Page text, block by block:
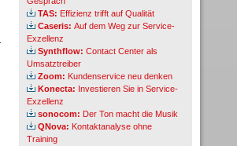
TAS: Effizienz trifft auf Qualität
Caseris: Auf dem Weg zur Service-
Exzellenz
Synthflow: Contact Center als
Umsatztreiber
Zoom: Kundenservice neu denken
Konecta: Investieren Sie in Service-
Exzellenz
sonocom: Der Ton macht die Musik
QNova: Kontaktanalyse ohne
Training